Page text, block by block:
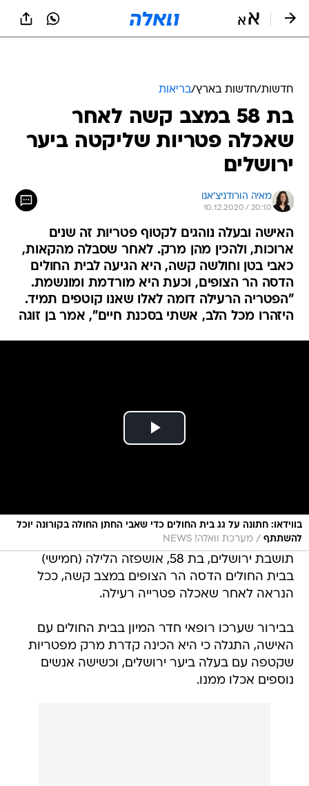
חדשות/חדשות בארץ/בריאות
בת 58 במצב קשה לאחר
שאכלה פטריות שליקטה ביער
ירושלים
מאיה הורודניצ'אנו
10.12.2020 / 20:10
האישה ובעלה נוהגים לקטוף פטריות זה שנים
ארוכות, ולהכין מהן מרק. לאחר שסבלה מהקאות,
כאבי בטן וחולשה קשה, היא הגיעה לבית החולים
הדסה הר הצופים, וכעת היא מורדמת ומונשמת.
"הפטריה הרעילה דומה לאלו שאנו קוטפים תמיד.
היזהרו מכל הלב, אשתי בסכנת חיים", אמר בן זוגה
בווידאו: חתונה על גג בית החולים כדי שאבי החתן החולה בקורונה יוכל
להשתתף / מערכת וואלה! NEWS
תושבת ירושלים, בת 58, אושפזה הלילה (חמישי)
בבית החולים הדסה הר הצופים במצב קשה, ככל
הנראה לאחר שאכלה פטרייה רעילה.
בבירור שערכו רופאי חדר המיון בבית החולים עם
האישה, התגלה כי היא הכינה קדרת מרק מפטריות
שקטפה עם בעלה ביער ירושלים, וכשישה אנשים
נוספים אכלו ממנו.